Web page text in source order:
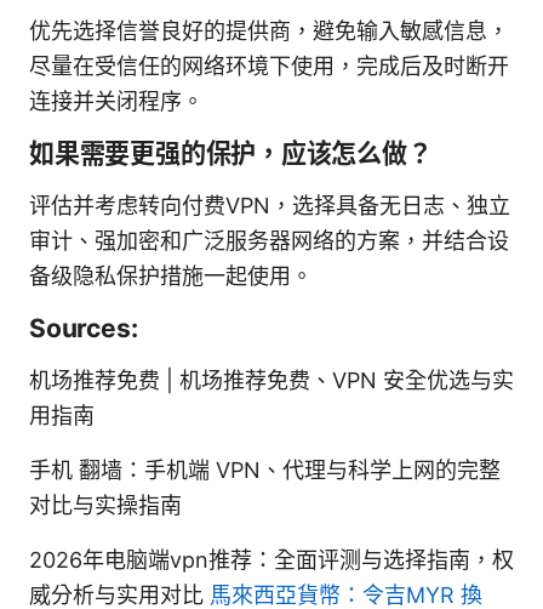
优先选择信誉良好的提供商，避免输入敏感信息，
尽量在受信任的网络环境下使用，完成后及时断开
连接并关闭程序。
如果需要更强的保护，应该怎么做？
评估并考虑转向付费VPN，选择具备无日志、独立
审计、强加密和广泛服务器网络的方案，并结合设
备级隐私保护措施一起使用。
Sources:
机场推荐免费 | 机场推荐免费、VPN 安全优选与实
用指南
手机 翻墙：手机端 VPN、代理与科学上网的完整
对比与实操指南
2026年电脑端vpn推荐：全面评测与选择指南，权
威分析与实用对比 馬來西亞貨幣：令吉MYR 換